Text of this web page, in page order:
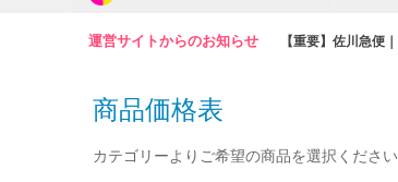
運営サイトからのお知らせ 【重要】佐川急便
商品価格表
カテゴリーよりご希望の商品を選択くださ